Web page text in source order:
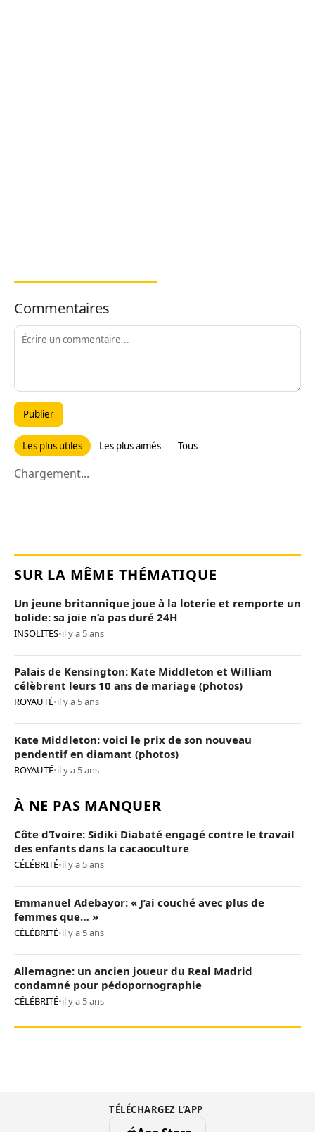
Commentaires
Publier
Les plus utiles Les plus aimés Tous
Chargement...
SUR LA MÊME THÉMATIQUE
Un jeune britannique joue à la loterie et remporte un
bolide: sa joie n’a pas duré 24H
INSOLITES•il y a 5 ans
Palais de Kensington: Kate Middleton et William
célèbrent leurs 10 ans de mariage (photos)
ROYAUTÉ•il y a 5 ans
Kate Middleton: voici le prix de son nouveau
pendentif en diamant (photos)
ROYAUTÉ•il y a 5 ans
À NE PAS MANQUER
Côte d’Ivoire: Sidiki Diabaté engagé contre le travail
des enfants dans la cacaoculture
CÉLÉBRITÉ•il y a 5 ans
Emmanuel Adebayor: « J’ai couché avec plus de
femmes que… »
CÉLÉBRITÉ•il y a 5 ans
Allemagne: un ancien joueur du Real Madrid
condamné pour pédopornographie
CÉLÉBRITÉ•il y a 5 ans
TÉLÉCHARGEZ L’APP